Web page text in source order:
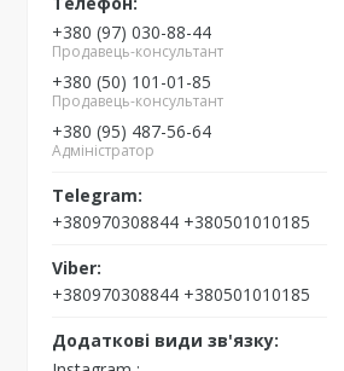
+380 (97) 030-88-44
Продавець-консультант
+380 (50) 101-01-85
Продавець-консультант
+380 (95) 487-56-64
Адміністратор
+380970308844 +380501010185
+380970308844 +380501010185